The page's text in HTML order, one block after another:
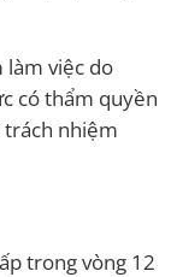
làm việc do
có thẩm quyền
trách nhiệm
trong vòng 12